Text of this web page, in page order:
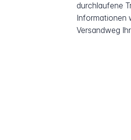
durchlaufene
Informationen
Versandweg